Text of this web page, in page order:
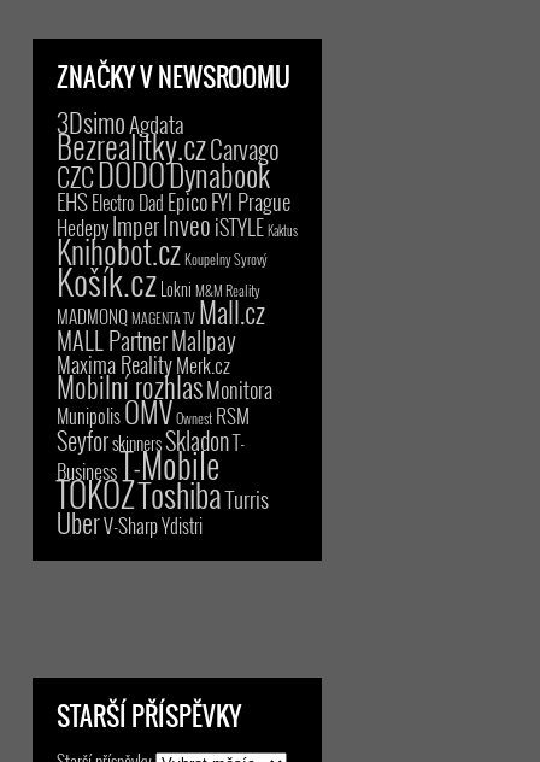
ZNAČKY V NEWSROOMU
3DsimoAgdata
Bezrealitky.czCarvago
CZCDODODynabook
EHSElectro Dad EpicoFYI Prague
HedepyImperInveoiSTYLE Kaktus
Knihobot.czKoupelny Syrový
Košík.czLokni M&M Reality
MADMONQMAGENTA TV Mall.cz
MALL PartnerMallpay
Maxima RealityMerk.cz
Mobilní rozhlasMonitora
MunipolisOMVOwnest RSM
SeyforskinnersSkladonT-
BusinessT-Mobile
TOKOZToshibaTurris
UberV-SharpYdistri
STARŠÍ PŘÍSPĚVKY